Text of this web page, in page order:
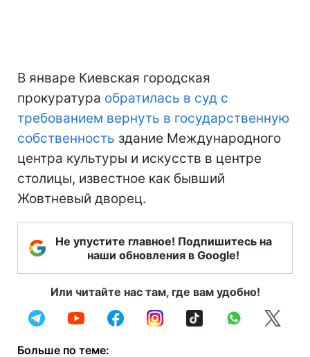
В январе Киевская городская
прокуратура обратилась в суд с
требованием вернуть в государственную
собственность здание Международного
центра культуры и искусств в центре
столицы, известное как бывший
Жовтневый дворец.
Не упустите главное! Подпишитесь на
наши обновления в Google!
Или читайте нас там, где вам удобно!
Больше по теме: